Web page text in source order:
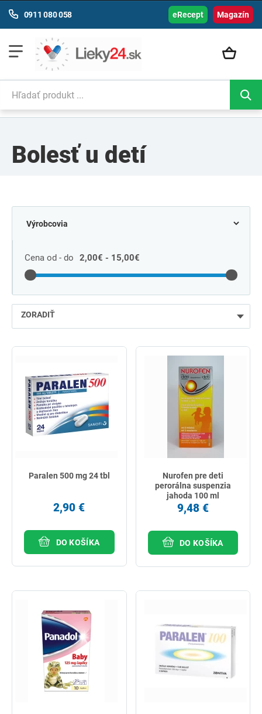
Magazín
0911 080 058 eRecept
Bolesť u detí
Cena od - do 2,00€ - 15,00€
ZORADIŤ
najpredávanejšie
podľa názvu od A
Paralen 500 mg 24 tbl
2,90 €
DO KOŠÍKA
Nurofen pre deti
perorálna suspenzia
jahoda 100 ml
9,48 €
DO KOŠÍKA